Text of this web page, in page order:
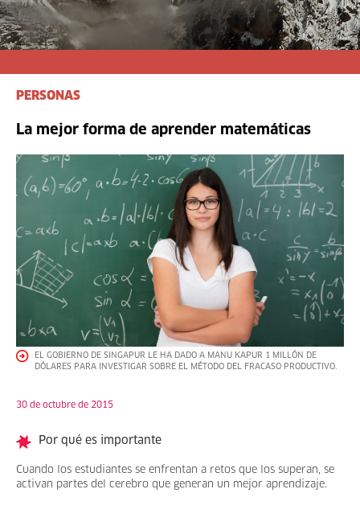
PERSONAS
La mejor forma de aprender matemáticas
EL GOBIERNO DE SINGAPUR LE HA DADO A MANU KAPUR 1 MILLÓN DE
DÓLARES PARA INVESTIGAR SOBRE EL MÉTODO DEL FRACASO PRODUCTIVO.
30 de octubre de 2015
Por qué es importante
Cuando los estudiantes se enfrentan a retos que los superan, se
activan partes del cerebro que generan un mejor aprendizaje.